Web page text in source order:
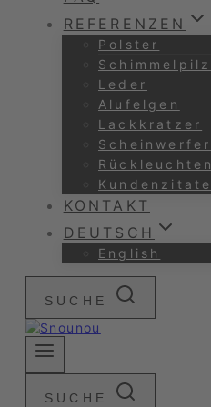
REFERENZEN
Polster
Schimmelpilz
Leder
Alufelgen
Lackkratzer
Scheinwerfer
Rückleuchten
Kundenzitate
KONTAKT
DEUTSCH
English
SUCHE
SUCHE